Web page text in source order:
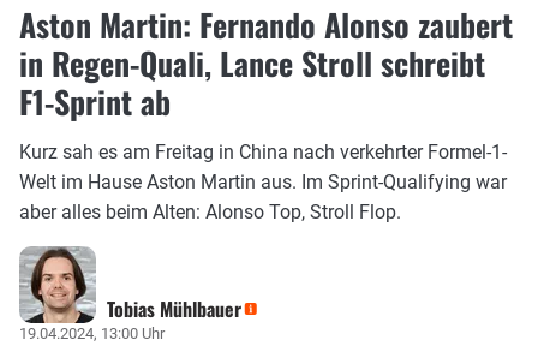
Aston Martin: Fernando Alonso zaubert
in Regen-Quali, Lance Stroll schreibt
F1-Sprint ab
Kurz sah es am Freitag in China nach verkehrter Formel-1-
Welt im Hause Aston Martin aus. Im Sprint-Qualifying war
aber alles beim Alten: Alonso Top, Stroll Flop.
Tobias Mühlbauer
19.04.2024, 13:00 Uhr